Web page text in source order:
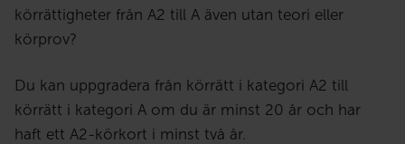
körrättigheter från A2 till A även utan teori eller
körprov?
Du kan uppgradera från körrätt i kategori A2 till
körrätt i kategori A om du är minst 20 år och har
haft ett A2-körkort i minst två år.